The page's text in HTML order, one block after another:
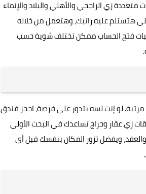
زي الراجحي والأهلي والبلاد والإنماء
هتستلم عليه راتبك، وهتعمل من خلاله
فتح الحساب ممكن تختلف شوية حسب
لو إنت لسه بتدور على فرصة، احجز فندق
زي عقار وحراج تساعدك في البحث الأولي
ويفضل تزور المكان بنفسك قبل أي